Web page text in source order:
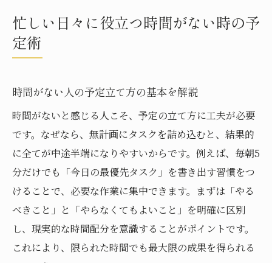
見直し方
ント
スケジュール管理が苦手な人の特徴と克服法
時間がないと感じる人のスケジュール管理
の特徴
スケジュール管理が苦手な人が陥りやすい
失敗例
時間がない時に役立つタスク見直しのコツ
予定を立てることが苦手な人の改善ヒント
時間がない原因を分析して管理力を高める
忙しい日々に役立つ時間がない時の予
定術
時間がない人の予定立て方の基本を解説
時間がないと感じる人こそ、予定の立て方に工夫が必要
です。なぜなら、無計画にタスクを詰め込むと、結果的
に全てが中途半端になりやすいからです。例えば、毎朝5
分だけでも「今日の最優先タスク」を書き出す習慣をつ
けることで、必要な作業に集中できます。まずは「やる
べきこと」と「やらなくてもよいこと」を明確に区別
し、現実的な時間配分を意識することがポイントです。
これにより、限られた時間でも最大限の成果を得られる